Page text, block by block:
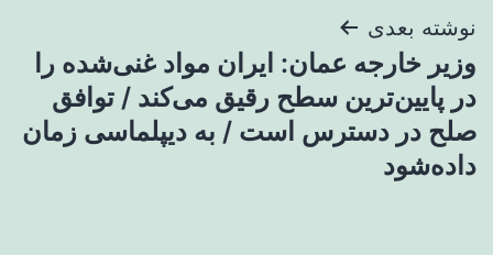
نوشته بعدی
وزیر خارجه عمان: ایران مواد غنی‌شده را
در پایین‌ترین سطح رقیق می‌کند / توافق
صلح در دسترس است / به دیپلماسی زمان
داده‌شود